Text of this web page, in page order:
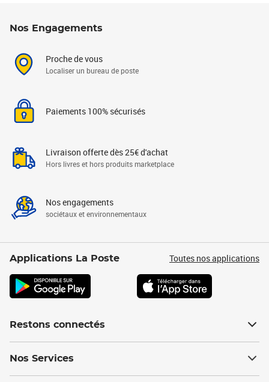
Nos Engagements
Proche de vous
Localiser un bureau de poste
Paiements 100% sécurisés
Livraison offerte dès 25€ d'achat
Hors livres et hors produits marketplace
Nos engagements
sociétaux et environnementaux
Applications La Poste Toutes nos applications
Restons connectés
Nos Services